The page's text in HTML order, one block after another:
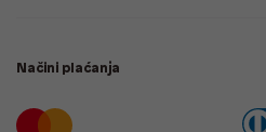
Načini plaćanja